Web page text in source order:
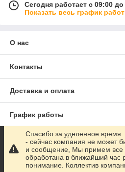
Сегодня работает с 09:00
Показать весь график
О нас
Контакты
Доставка и оплата
График работы
Полная версия сайта
Сайт создан на маркетплейсе
Спасибо за уделенное
- сейчас компания не может
и сообщение, Мы примем все
обработана в ближайший час
понимание. Коллектив